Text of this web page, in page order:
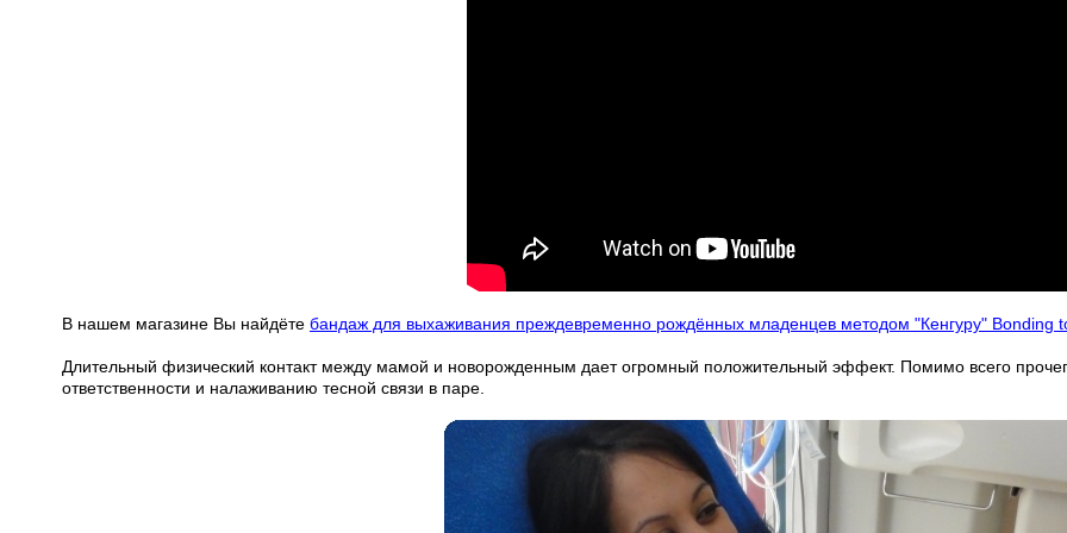
В нашем магазине Вы найдёте бандаж для выхаживания преждевременно рождённых младенцев методом "Кенгуру" Bonding
Длительный физический контакт между мамой и новорожденным дает огромный положительный эффект. Помимо всего
ответственности и налаживанию тесной связи в паре.